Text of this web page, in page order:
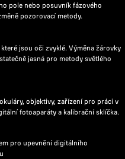
pole nebo posuvník fázového
pozorovací metody.
jsou oči zvyklé. Výměna žárovky
jasná pro metody světlého
objektivy, zařízení pro práci v
fotoaparáty a kalibrační sklíčka.
pro upevnění digitálního